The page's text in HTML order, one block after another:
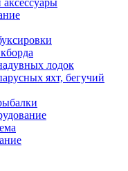
лодок
яхт, бегучий